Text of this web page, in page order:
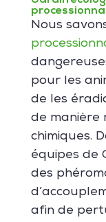
Nous
pour les
de les
de manière
chimiques.
équipes de
des
afin de